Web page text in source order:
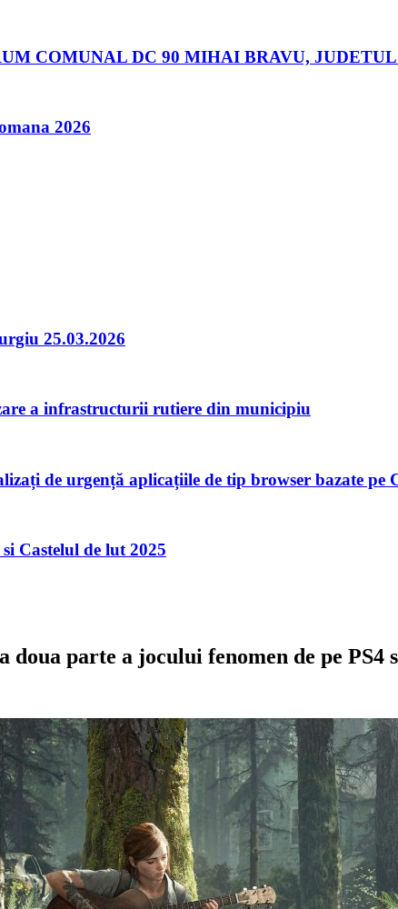
COMUNAL DC 90 MIHAI BRAVU, JUDETUL
2026
25.03.2026
a infrastructurii rutiere din municipiu
de urgență aplicațiile de tip browser bazate pe
Castelul de lut 2025
doua parte a jocului fenomen de pe